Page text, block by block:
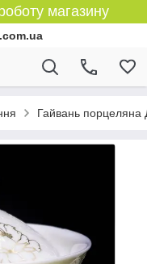
магазину
Гайвань порцеляна